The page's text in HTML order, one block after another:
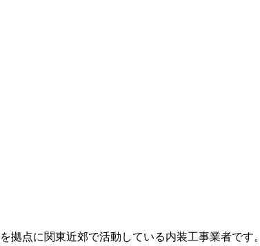
拠点に関東近郊で活動している内装工事業者です。